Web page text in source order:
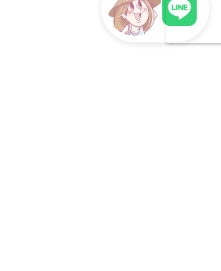
約・相談できます
要・友だち追加無料。記事を読ん